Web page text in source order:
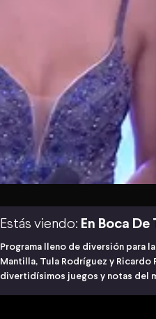
Estás viendo: En Boca De
Programa lleno de diversión para
Mantilla, Tula Rodríguez y Ricardo
divertidísimos juegos y notas del